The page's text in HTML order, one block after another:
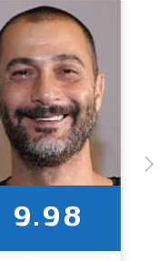
9.98